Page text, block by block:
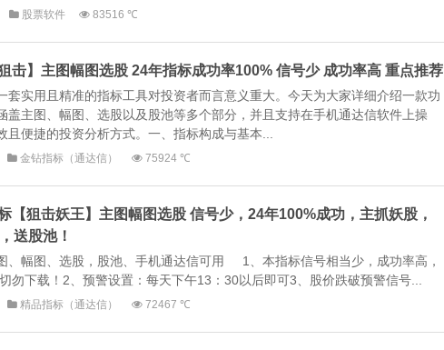
股票软件 83516 ℃
击】主图幅图选股 24年指标成功率100% 信号少 成功率高 重点推荐
套实用且精准的指标工具对投资者而言意义重大。今天为大家详细介绍一款功
盖主图、幅图、选股以及股池等多个部分，并且支持在手机通达信软件上操
且便捷的投资分析方式。一、指标构成与基本...
金钻指标（通达信） 75924 ℃
【狙击妖王】主图幅图选股 信号少，24年100%成功，主抓妖股，
送股池！
、幅图、选股，股池、手机通达信可用 1、本指标信号相当少，成功率高，
勿下载！2、预警设置：每天下午13：30以后即可3、股价跌破预警信号...
精品指标（通达信） 72467 ℃